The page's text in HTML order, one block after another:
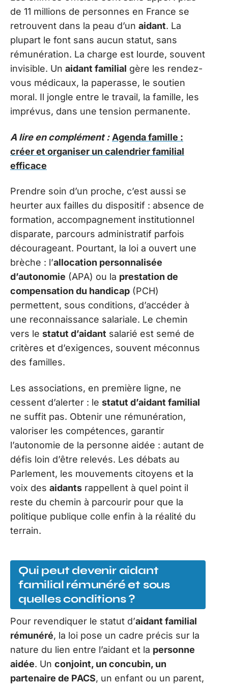
de 11 millions de personnes en France se
retrouvent dans la peau d’un aidant. La
plupart le font sans aucun statut, sans
rémunération. La charge est lourde, souvent
invisible. Un aidant familial gère les rendez-
vous médicaux, la paperasse, le soutien
moral. Il jongle entre le travail, la famille, les
imprévus, dans une tension permanente.
A lire en complément : Agenda famille :
créer et organiser un calendrier familial
efficace
Prendre soin d’un proche, c’est aussi se
heurter aux failles du dispositif : absence de
formation, accompagnement institutionnel
disparate, parcours administratif parfois
décourageant. Pourtant, la loi a ouvert une
brèche : l’allocation personnalisée
d’autonomie (APA) ou la prestation de
compensation du handicap (PCH)
permettent, sous conditions, d’accéder à
une reconnaissance salariale. Le chemin
vers le statut d’aidant salarié est semé de
critères et d’exigences, souvent méconnus
des familles.
Les associations, en première ligne, ne
cessent d’alerter : le statut d’aidant familial
ne suffit pas. Obtenir une rémunération,
valoriser les compétences, garantir
l’autonomie de la personne aidée : autant de
défis loin d’être relevés. Les débats au
Parlement, les mouvements citoyens et la
voix des aidants rappellent à quel point il
reste du chemin à parcourir pour que la
politique publique colle enfin à la réalité du
terrain.
Qui peut devenir aidant
familial rémunéré et sous
quelles conditions ?
Pour revendiquer le statut d’aidant familial
rémunéré, la loi pose un cadre précis sur la
nature du lien entre l’aidant et la personne
aidée. Un conjoint, un concubin, un
partenaire de PACS, un enfant ou un parent,